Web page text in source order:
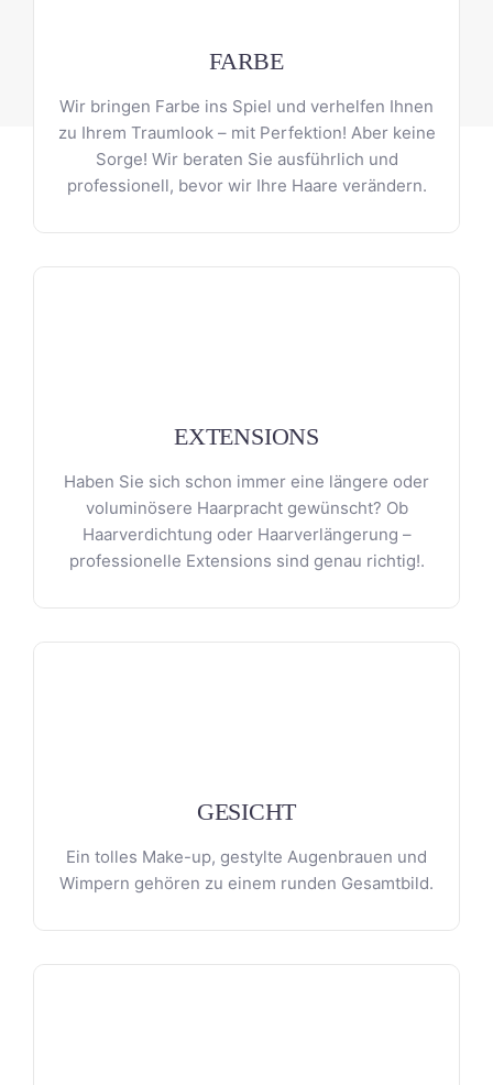
FARBE
Wir bringen Farbe ins Spiel und verhelfen Ihnen
zu Ihrem Traumlook – mit Perfektion! Aber keine
Sorge! Wir beraten Sie ausführlich und
professionell, bevor wir Ihre Haare verändern.
EXTENSIONS
Haben Sie sich schon immer eine längere oder
voluminösere Haarpracht gewünscht? Ob
Haarverdichtung oder Haarverlängerung –
professionelle Extensions sind genau richtig!.
GESICHT
Ein tolles Make-up, gestylte Augenbrauen und
Wimpern gehören zu einem runden Gesamtbild.